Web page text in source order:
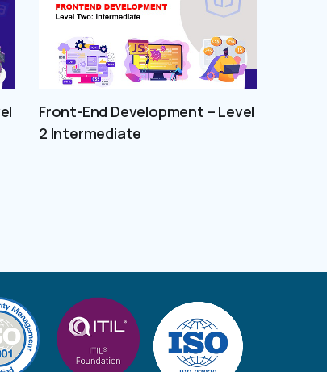
Front-End Development – Level
2 Intermediate